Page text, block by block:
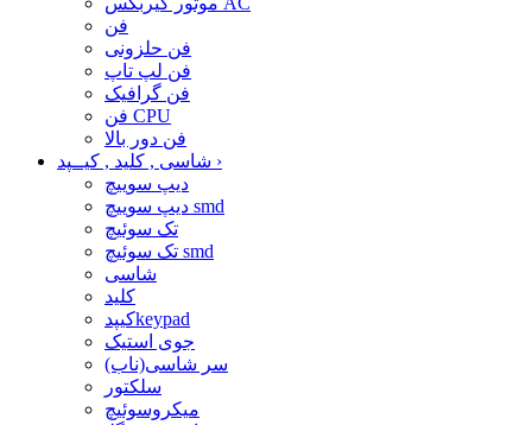
فن
فن حلزونی
فن لپ تاپ
فن گرافیک
فن CPU
فن دور بالا
›
دیپ سوییچ
دیپ سوییچ smd
تک سوئیچ
تک سوئیچ smd
شاسی
کلید
کیپدkeypad
جوی استیک
سر شاسی(ناب)
سلکتور
میکروسوئیچ